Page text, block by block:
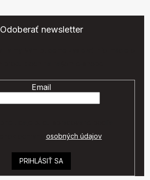
Odoberať newsletter
Email
osobných údajov.
PRIHLÁSIŤ SA